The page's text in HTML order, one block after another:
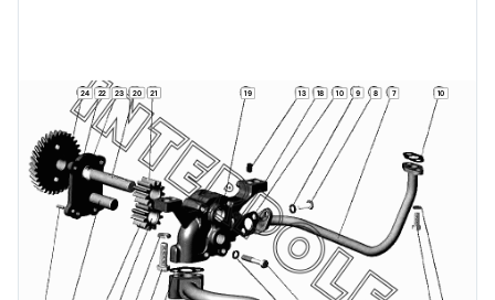
7
8
9 10
10
13 18
19
20 21
22 23
24